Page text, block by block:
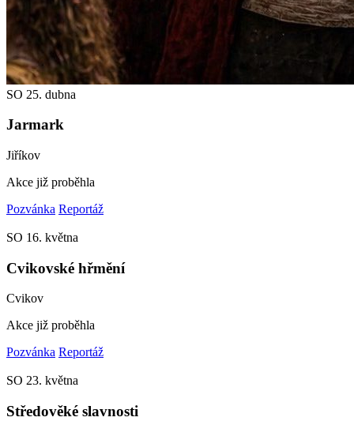
SO 25. dubna
Jarmark
Jiříkov
Akce již proběhla
Pozvánka Reportáž
SO 16. května
Cvikovské hřmění
Cvikov
Akce již proběhla
Pozvánka Reportáž
SO 23. května
Středověké slavnosti